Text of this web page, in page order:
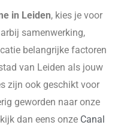
in Leiden, kies je voor
samenwerking,
belangrijke factoren
van Leiden als jouw
zijn ook geschikt voor
geworden naar onze
dan eens onze Canal